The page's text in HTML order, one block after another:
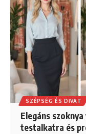
SZÉPSÉG ÉS DIVAT
Elegáns
testalkatra és